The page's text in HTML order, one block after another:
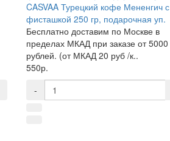
CASVAA Турецкий кофе Мененгич с
фисташкой 250 гр, подарочная уп.
Бесплатно доставим по Москве в
пределах МКАД при заказе от 5000
рублей. (от МКАД 20 руб /к..
550р.
-